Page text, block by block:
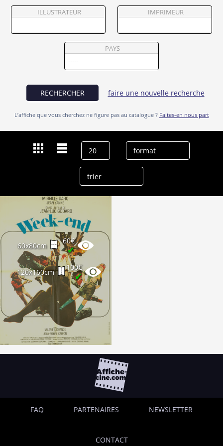
Vendre
ILLUSTRATEUR IMPRIMEUR
PAYS
RECHERCHER faire une nouvelle recherche
L’affiche que vous cherchez ne figure pas au catalogue ? Faites-en nous part
60x80cm
60€
✔
120x160cm
100€
✔
FAQ PARTENAIRES NEWSLETTER
CONTACT